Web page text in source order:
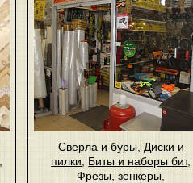
Сверла и буры, Диски и
пилки
Биты и наборы бит,
Фрезы, зенкеры